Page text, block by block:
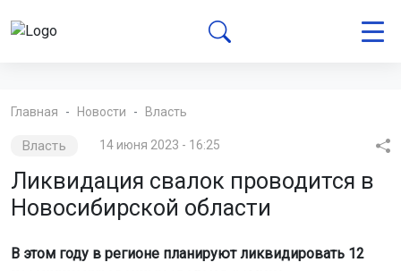
Главная Новости Власть
Власть 14 июня 2023 - 16:25
Ликвидация свалок проводится в
Новосибирской области
В этом году в регионе планируют ликвидировать 12